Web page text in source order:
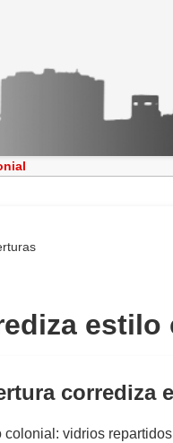
estilo
corrediza
colonial: vidrios